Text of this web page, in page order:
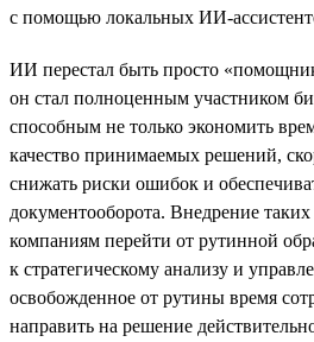
с помощью локальных ИИ-
ИИ перестал быть просто
он стал полноценным участником
способным не только экономить
качество принимаемых решений,
снижать риски ошибок и
документооборота. Внедрение
компаниям перейти от рутинной
к стратегическому анализу и
освобожденное от рутины время
направить на решение